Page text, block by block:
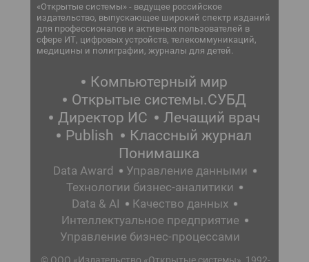
«Открытые системы» - ведущее российское
издательство, выпускающее широкий спектр изданий
для профессионалов и активных пользователей в
сфере ИТ, цифровых устройств, телекоммуникаций,
медицины и полиграфии, журналы для детей.
Компьютерный мир
Открытые системы.СУБД
Директор ИС
Лечащий врач
Publish
Классный журнал
Понимашка
Data Award
Управление данными
Технологии бизнес-аналитики
Data & AI
Качество данных
Интеллектуальное предприятие
Управление бизнес-процессами
© ООО «Издательство «Открытые системы», 1992-